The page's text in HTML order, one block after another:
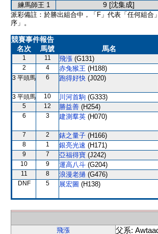
練馬師王 1 9 [沈集成]
派彩備註：於勝出組合中，「F」代表「任何組合
序」。
競賽事件報告
名次
馬號 馬名
1 11 飛漲 (G131)
2 4 赤兔猴王 (H188)
3 平頭馬 6 跑得好快 (J020)
3 平頭馬 10 川河首駒 (G333)
5 12 勝益善 (H254)
6 3 建測羣英 (H070)
7 2 錶之量子 (H166)
8 1 銀亮光速 (H171)
9 7 亞福得寶 (J242)
10 9 運高八斗 (G204)
11 8 浪漫老撾 (G476)
DNF 5 展宏圖 (H138)
飛漲
父系: